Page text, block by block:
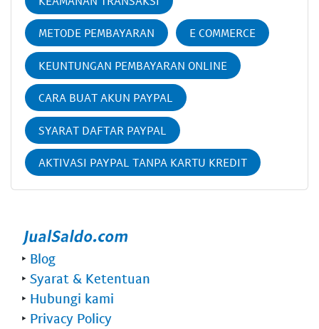
METODE PEMBAYARAN E COMMERCE
KEUNTUNGAN PEMBAYARAN ONLINE
CARA BUAT AKUN PAYPAL
SYARAT DAFTAR PAYPAL
AKTIVASI PAYPAL TANPA KARTU KREDIT
‣ Blog
‣ Syarat & Ketentuan
‣ Hubungi kami
‣ Privacy Policy